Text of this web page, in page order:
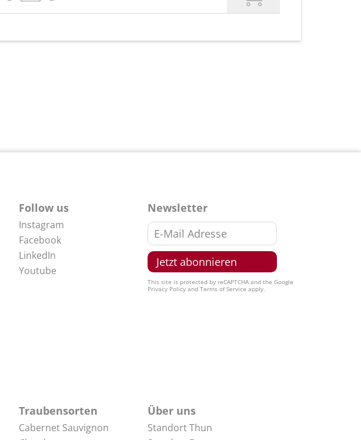
Follow us
Instagram
Facebook
LinkedIn
Youtube
Newsletter
This site is protected by reCAPTCHA and the Google
Privacy Policyand Terms of Service apply.
Traubensorten
Cabernet Sauvignon
Über uns
Standort Thun